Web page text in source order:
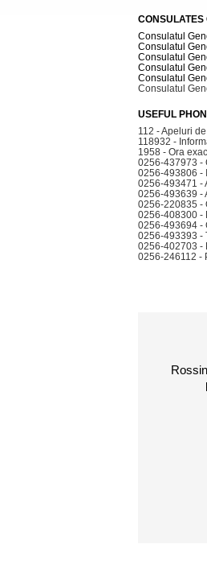
CONSULATES
Consulatul
Consulatul
Consulatul
Consulatul
Consulatul
Consulatul
USEFUL
112 - Apeluri
118932 -
1958 - Ora
0256-437973 -
0256-493806 -
0256-493471 -
0256-493639 -
0256-220835 -
0256-408300 -
0256-493694 -
0256-493393 -
0256-402703 -
0256-246112 -